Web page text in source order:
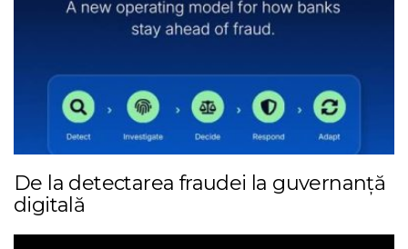
De la detectarea fraudei la guvernanță
digitală